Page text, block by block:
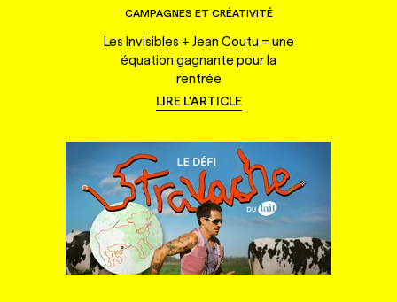
CAMPAGNES ET CRÉATIVITÉ
Les Invisibles + Jean Coutu = une
équation gagnante pour la
rentrée
LIRE L'ARTICLE